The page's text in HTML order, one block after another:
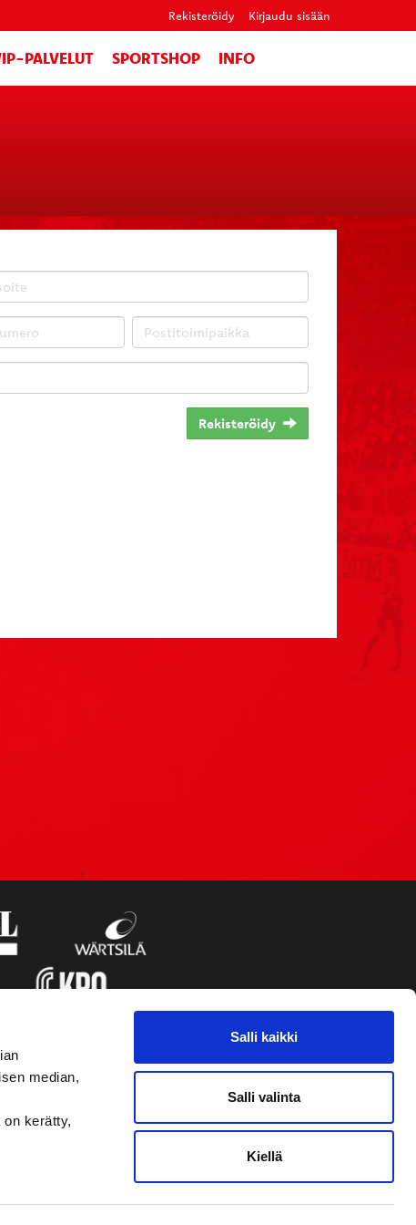
median,
kerätty,
Salli kaikki
Salli valinta
Kiellä
Rekisteröidy Kirjaudu sisään
PALVELUT SPORTSHOP INFO
Rekisteröidy
VAASAN SPORT UUTISKIRJE